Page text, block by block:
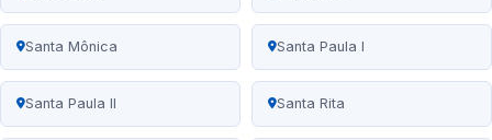
Santa Mônica Santa Paula I
Santa Paula II Santa Rita